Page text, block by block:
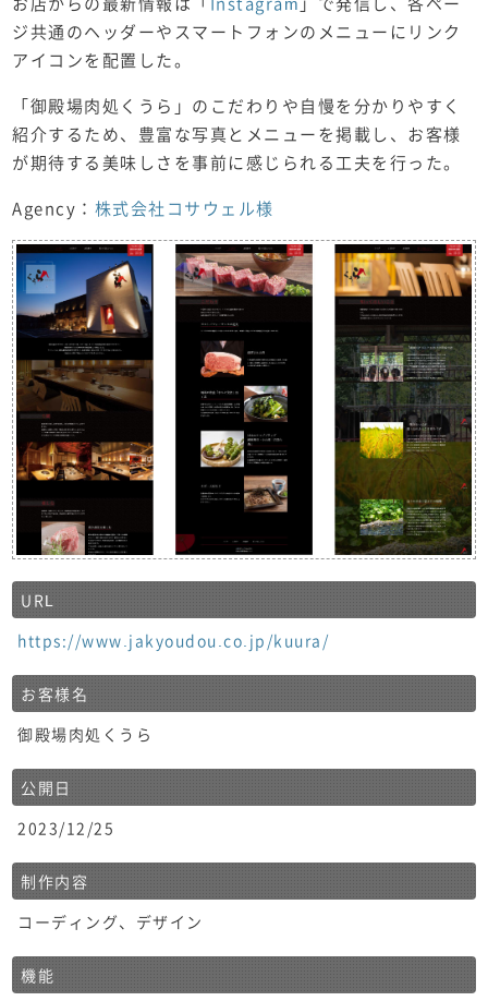
ジ共通のヘッダーやスマートフォンのメニューにリンク
アイコンを配置した。
「御殿場肉処くうら」のこだわりや自慢を分かりやすく
紹介するため、豊富な写真とメニューを掲載し、お客様
が期待する美味しさを事前に感じられる工夫を行った。
Agency： 株式会社コサウェル様
URL
https://www.jakyoudou.co.jp/kuura/
お客様名
御殿場肉処くうら
公開日
2023/12/25
制作内容
コーディング、デザイン
機能